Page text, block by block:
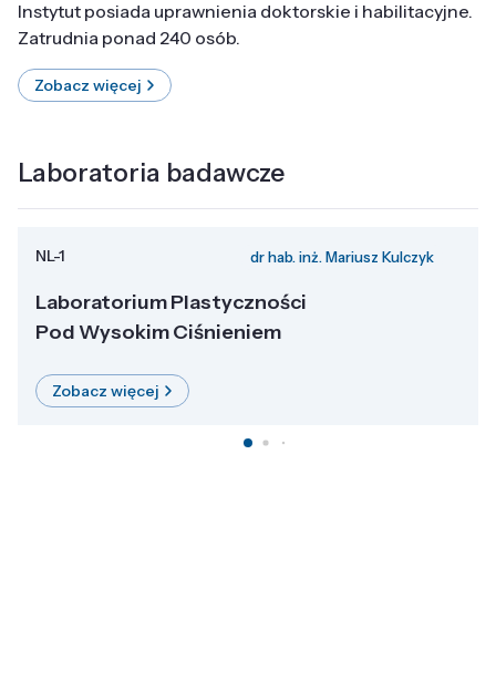
Instytut posiada uprawnienia doktorskie i habilitacyjne.
Zatrudnia ponad 240 osób.
Zobacz więcej
Laboratoria badawcze
NL-1 dr hab. inż. Mariusz Kulczyk
Laboratorium Plastyczności
Pod Wysokim Ciśnieniem
Zobacz więcej